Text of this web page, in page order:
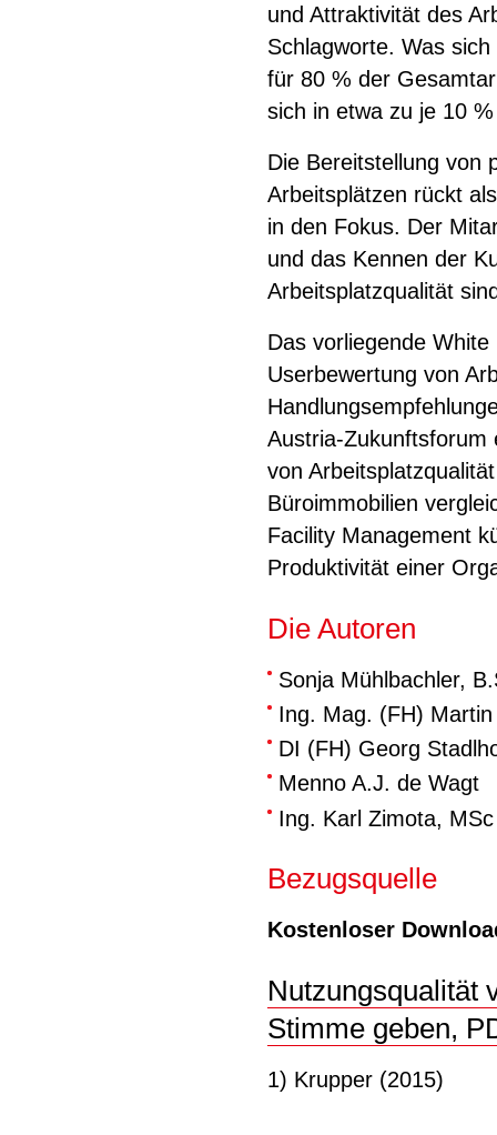
und Attraktivität des
Schlagworte. Was
für 80 % der
sich in etwa zu je 10
Die Bereitstellung von
Arbeitsplätzen rückt
in den Fokus. Der
und das Kennen der
Arbeitsplatzqualität
Das vorliegende
Userbewertung von
Austria-Zukunftsforum
von
Büroimmobilien
Facility Management
Produktivität einer
Die Autoren
Sonja Mühlbachler,
Ing. Mag. (FH)
DI (FH) Georg
Menno A.J. de Wagt
Ing. Karl Zimota, MSc
Bezugsquelle
Kostenloser
Nutzungsqualität
Stimme geben,
1) Krupper (2015)